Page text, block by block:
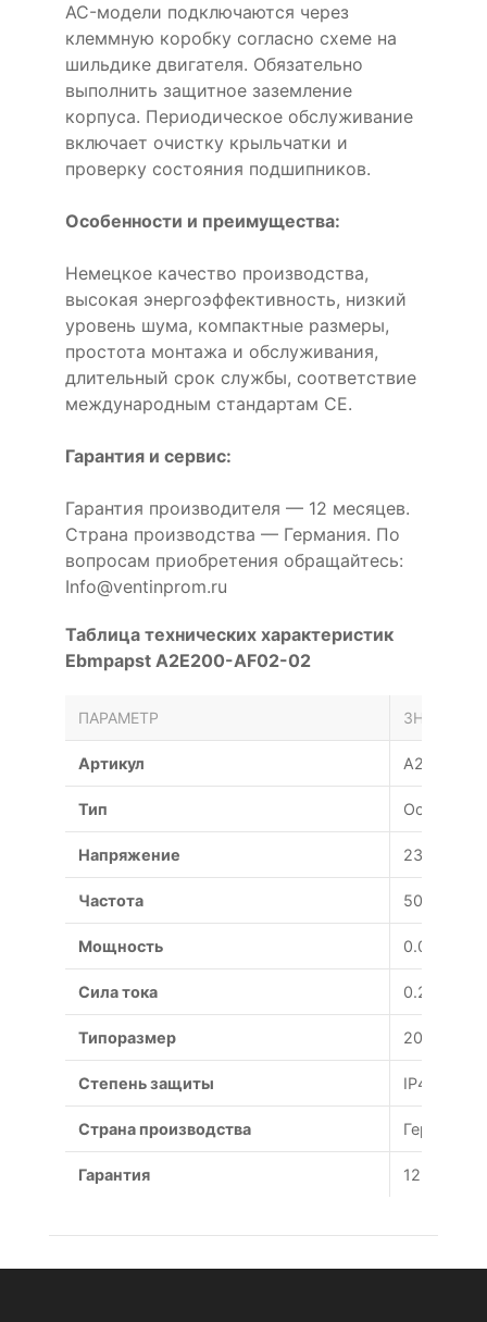
AC-модели подключаются через
клеммную коробку согласно схеме на
шильдике двигателя. Обязательно
выполнить защитное заземление
корпуса. Периодическое обслуживание
включает очистку крыльчатки и
проверку состояния подшипников.
Особенности и преимущества:
Немецкое качество производства,
высокая энергоэффективность, низкий
уровень шума, компактные размеры,
простота монтажа и обслуживания,
длительный срок службы, соответствие
международным стандартам CE.
Гарантия и сервис:
Гарантия производителя — 12 месяцев.
Страна производства — Германия. По
вопросам приобретения обращайтесь:
Info@ventinprom.ru
Таблица технических характеристик
Ebmpapst A2E200-AF02-02
ПАРАМЕТР ЗНАЧЕНИЕ
Артикул A2E200-
Тип Осевой
Напряжение 230 В
Частота 50 Гц
Мощность 0.05 Вт
Сила тока 0.24 А
Типоразмер 200 мм
Степень защиты IP44
Страна производства Германия
Гарантия 12